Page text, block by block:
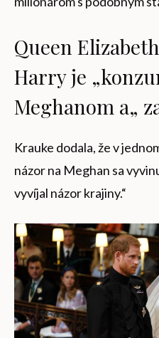
Queen
Harry je
Meghanom a„
Krauke dodala, že v
názor na Meghan sa
vyvíjal názor krajiny.“